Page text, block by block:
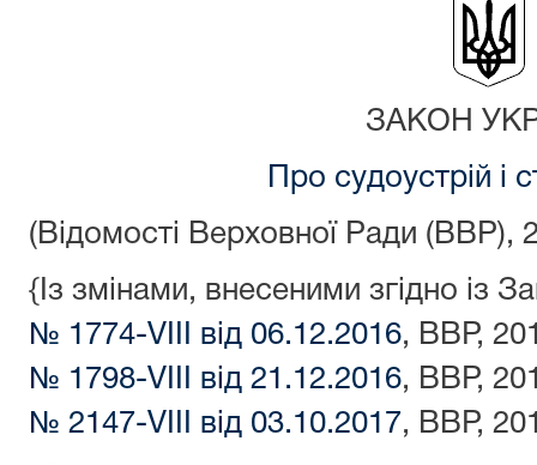
ЗАКОН
Про судоустрій і
(Відомості Верховної Ради (ВВР),
{Із змінами, внесеними згідно із
№ 1774-VIII від 06.12.2016, ВВР,
№ 1798-VIII від 21.12.2016, ВВР,
№ 2147-VIII від 03.10.2017, ВВР,